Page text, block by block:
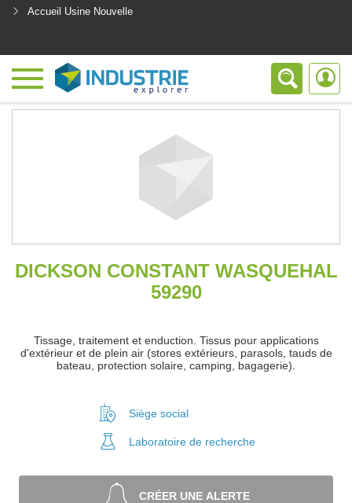
Accueil Usine Nouvelle
DICKSON CONSTANT WASQUEHAL
59290
Tissage, traitement et enduction. Tissus pour applications
d'extérieur et de plein air (stores extérieurs, parasols, tauds de
bateau, protection solaire, camping, bagagerie).
Siège social
Laboratoire de recherche
CRÉER UNE ALERTE